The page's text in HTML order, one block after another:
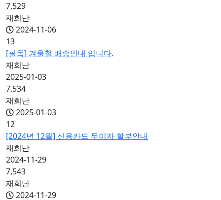
7,529
재희난
2024-11-06
13
[필독] 겨울철 배송안내 입니다.
재희난
2025-01-03
7,534
재희난
2025-01-03
12
[2024년 12월] 신용카드 무이자 할부안내
재희난
2024-11-29
7,543
재희난
2024-11-29